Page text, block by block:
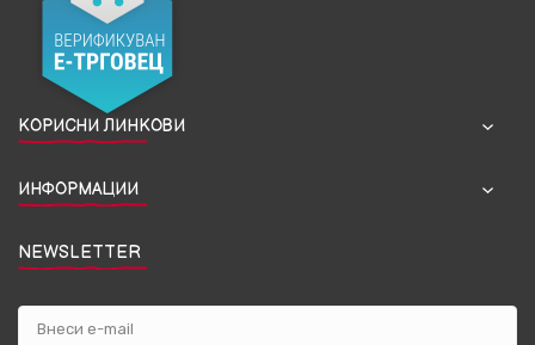
КОРИСНИ ЛИНКОВИ
ИНФОРМАЦИИ
NEWSLETTER